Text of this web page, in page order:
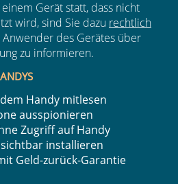
Gerät statt, dass nicht
wird, sind Sie dazu rechtlich
Anwender des Gerätes über
zu informieren.
Handy mitlesen
ausspionieren
Zugriff auf Handy
installieren
Geld-zurück-Garantie